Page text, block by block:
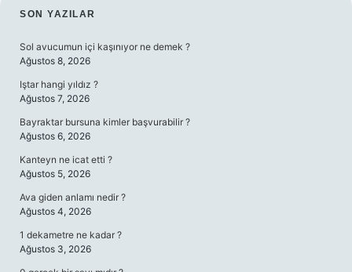
SIDEBAR
SON YAZILAR
Sol avucumun içi kaşınıyor ne demek ?
Ağustos 8, 2026
Iştar hangi yıldız ?
Ağustos 7, 2026
Bayraktar bursuna kimler başvurabilir ?
Ağustos 6, 2026
Kanteyn ne icat etti ?
Ağustos 5, 2026
Ava giden anlamı nedir ?
Ağustos 4, 2026
1 dekametre ne kadar ?
Ağustos 3, 2026